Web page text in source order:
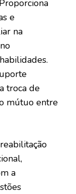
e
na
troca de
mútuo entre
a